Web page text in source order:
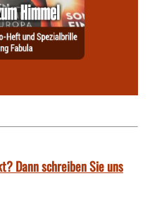
Dann schreiben Sie uns